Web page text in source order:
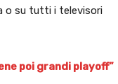
o su tutti i televisori
poi grandi playoff”